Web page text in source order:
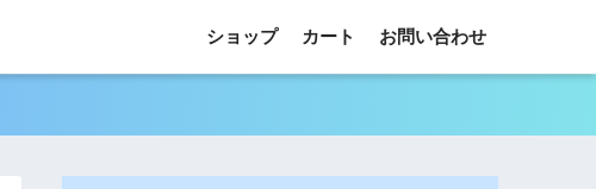
ショップ カート お問い合わせ